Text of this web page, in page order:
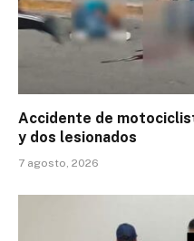
Accidente de
y dos lesionados
7 agosto, 2026